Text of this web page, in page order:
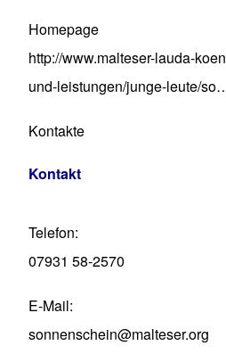
Homepage
http://www.malteser-lauda-
und-leistungen/junge-leute/
Kontakte
Kontakt
Telefon
07931 58-2570
E-Mail
sonnenschein@malteser.org